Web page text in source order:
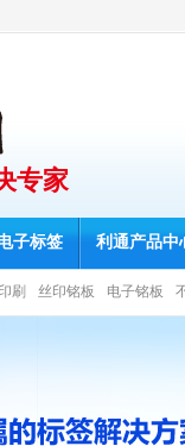
专家
子标签 利通产品中
刷 丝印铭板 电子铭板